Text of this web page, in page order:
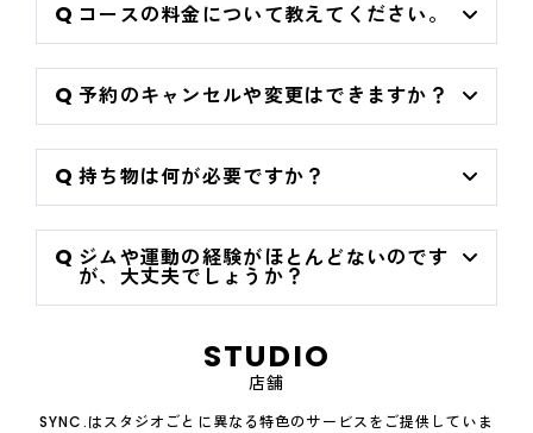
コースの料金について教えてください。
予約のキャンセルや変更はできますか？
持ち物は何が必要ですか？
ジムや運動の経験がほとんどないのです
が、大丈夫でしょうか？
STUDIO
店舗
SYNC.はスタジオごとに異なる特色のサービスをご提供していま